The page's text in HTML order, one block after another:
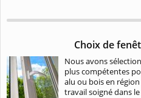
Choix de
Nous avons
plus compétentes
alu ou bois en
travail soigné dans